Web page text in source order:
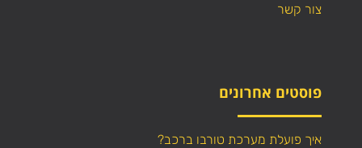
צור קשר
פוסטים אחרונים
איך פועלת מערכת טורבו ברכב?